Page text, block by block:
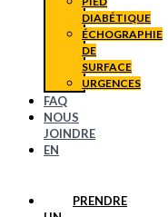
DIABÉTIQUE
ÉCHOGRAPHIE
DE
SURFACE
URGENCES
FAQ
NOUS
JOINDRE
EN
PRENDRE